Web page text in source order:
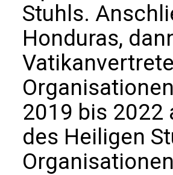
Stuhls.
Honduras,
2019 bis 2022
des Heiligen